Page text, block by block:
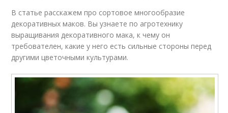
В статье расскажем про сортовое многообразие
декоративных маков. Вы узнаете по агротехнику
выращивания декоративного мака, к чему он
требователен, какие у него есть сильные стороны перед
другими цветочными культурами.